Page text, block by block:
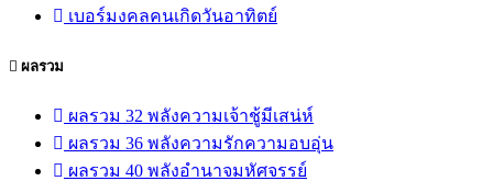
เบอร์มงคลคนเกิดวันอาทิตย์
ผลรวม
ผลรวม 32 พลังความเจ้าชู้มีเสน่ห์
ผลรวม 36 พลังความรักความอบอุ่น
ผลรวม 40 พลังอำนาจมหัศจรรย์